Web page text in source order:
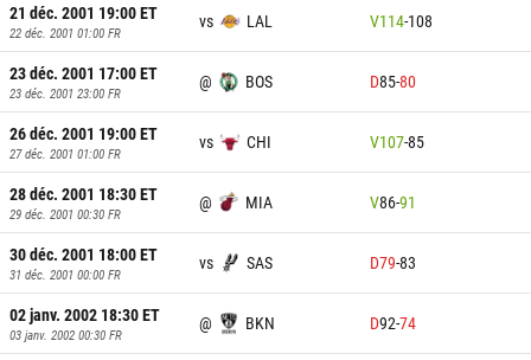
21 déc. 2001 19:00ET
22 déc. 2001 01:00 FR
vs LAL V114-108
23 déc. 2001 17:00ET
23 déc. 2001 23:00 FR
@ BOS D85-80
26 déc. 2001 19:00ET
27 déc. 2001 01:00 FR
vs CHI V107-85
28 déc. 2001 18:30ET
29 déc. 2001 00:30 FR
@ MIA V86-91
30 déc. 2001 18:00ET
31 déc. 2001 00:00 FR
vs SAS D79-83
02 janv. 2002 18:30ET
03 janv. 2002 00:30 FR
@ BKN D92-74